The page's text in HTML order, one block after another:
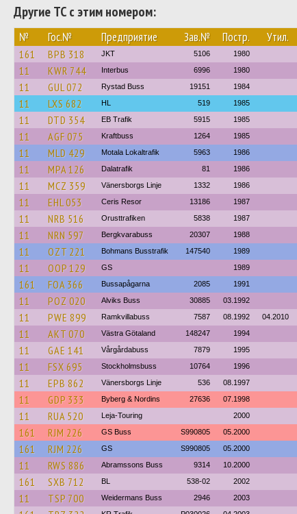
Другие ТС с этим номером:
№ Гос.№ Предприятие Зав.№ Постр. Утил.
161 BPB 318 JKT 5106 1980
11 KWR 744 Interbus 6996 1980
11 GUL 072 Rystad Buss 19151 1984
11 LXS 682 HL 519 1985
11 DTD 354 EB Trafik 5915 1985
11 AGF 075 Kraftbuss 1264 1985
11 MLD 429 Motala Lokaltrafik 5963 1986
11 MPA 126 Dalatrafik 81 1986
11 MCZ 359 Vänersborgs Linje 1332 1986
11 EHL 053 Ceris Resor 13186 1987
11 NRB 516 Orusttrafiken 5838 1987
11 NRN 597 Bergkvarabuss 20307 1988
11 OZT 221 Bohmans Busstrafik 147540 1989
11 OOP 129 GS 1989
161 FOA 366 Bussapågarna 2085 1991
11 POZ 020 Alviks Buss 30885 03.1992
11 PWE 899 Ramkvillabuss 7587 08.1992 04.2010
11 AKT 070 Västra Götaland 148247 1994
11 GAE 141 Vårgårdabuss 7879 1995
11 FSX 695 Stockholmsbuss 10764 1996
11 EPB 862 Vänersborgs Linje 536 08.1997
11 GDP 333 Byberg & Nordins 27636 07.1998
11 RUA 520 Leja-Touring 2000
161 RJM 226 GS Buss S990805 05.2000
161 RJM 226 GS S990805 05.2000
11 RWS 886 Abramssons Buss 9314 10.2000
161 SXB 712 BL 538-02 2002
11 TSP 700 Weidermans Buss 2946 2003